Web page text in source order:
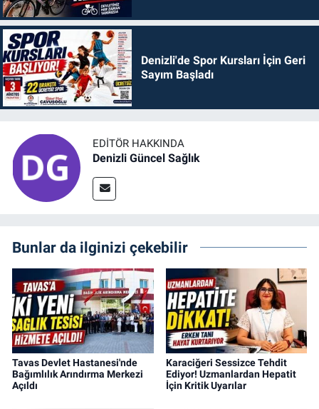
Denizli'de Spor Kursları İçin Geri
Sayım Başladı
EDITÖR HAKKINDA
Denizli Güncel Sağlık
Bunlar da ilginizi çekebilir
Tavas Devlet Hastanesi'nde
Bağımlılık Arındırma Merkezi
Açıldı
Karaciğeri Sessizce Tehdit
Ediyor! Uzmanlardan Hepatit
İçin Kritik Uyarılar